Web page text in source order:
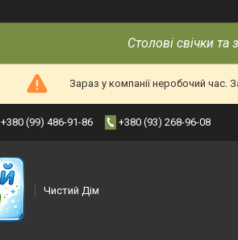
Столові свічки
Зараз у компанії неробочий час.
+380 (99) 486-91-86 +380 (93) 268-96-08
Чистий Дім